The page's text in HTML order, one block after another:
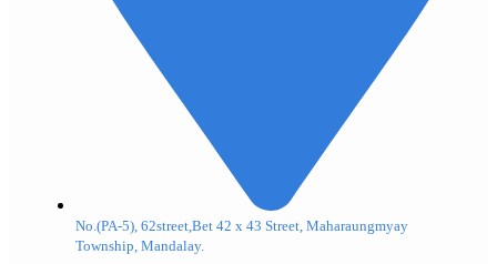
No.(PA-5), 62street,Bet 42 x 43 Street, Maharaungmyay
Township, Mandalay.